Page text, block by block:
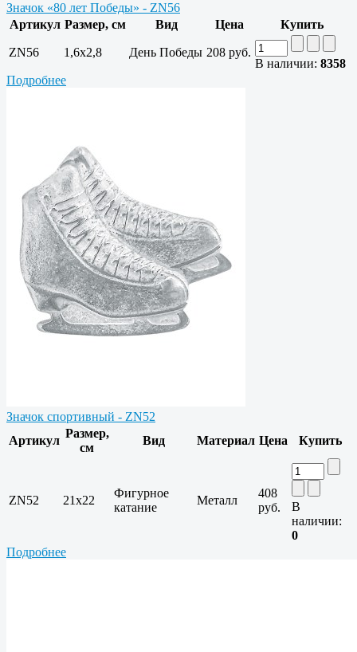
Значок «80 лет Победы» - ZN56
Артикул Размер, см Вид Цена Купить
ZN56 1,6х2,8 День Победы 208 руб.
В наличии: 8358
Подробнее
Значок спортивный - ZN52
Артикул
Размер,
см
Вид Материал Цена Купить
ZN52 21x22
Фигурное
катание
Металл
408
руб.
В
наличии:
0
Подробнее